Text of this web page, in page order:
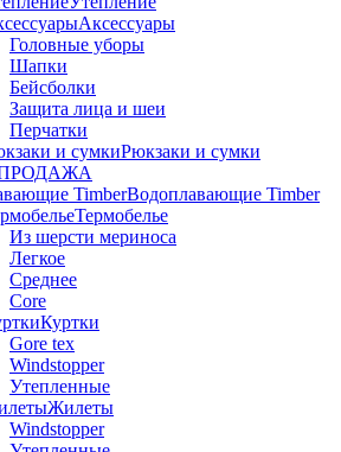
Аксессуары
Головные уборы
Шапки
Бейсболки
Защита лица и шеи
Перчатки
Рюкзаки и сумки
Водоплавающие Timber
Термобелье
Из шерсти мериноса
Легкое
Среднее
Core
Куртки
Gore tex
Windstopper
Утепленные
Жилеты
Windstopper